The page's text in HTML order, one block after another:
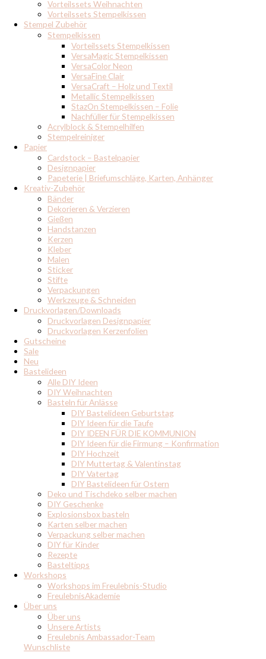
Vorteilssets Weihnachten
Vorteilssets Stempelkissen
Stempel Zubehör
Stempelkissen
Vorteilssets Stempelkissen
VersaMagic Stempelkissen
VersaColor Neon
VersaFine Clair
VersaCraft – Holz und Textil
Metallic Stempelkissen
StazOn Stempelkissen – Folie
Nachfüller für Stempelkissen
Acrylblock & Stempelhilfen
Stempelreiniger
Papier
Cardstock – Bastelpapier
Designpapier
Papeterie | Briefumschläge, Karten, Anhänger
Kreativ-Zubehör
Bänder
Dekorieren & Verzieren
Gießen
Handstanzen
Kerzen
Kleber
Malen
Sticker
Stifte
Verpackungen
Werkzeuge & Schneiden
Druckvorlagen/Downloads
Druckvorlagen Designpapier
Druckvorlagen Kerzenfolien
Gutscheine
Sale
Neu
Bastelideen
Alle DIY Ideen
DIY Weihnachten
Basteln für Anlässe
DIY Bastelideen Geburtstag
DIY Ideen für die Taufe
DIY IDEEN FÜR DIE KOMMUNION
DIY Ideen für die Firmung – Konfirmation
DIY Hochzeit
DIY Muttertag & Valentinstag
DIY Vatertag
DIY Bastelideen für Ostern
Deko und Tischdeko selber machen
DIY Geschenke
Explosionsbox basteln
Karten selber machen
Verpackung selber machen
DIY für Kinder
Rezepte
Basteltipps
Workshops
Workshops im Freulebnis-Studio
FreulebnisAkademie
Über uns
Über uns
Unsere Artists
Freulebnis Ambassador-Team
Wunschliste